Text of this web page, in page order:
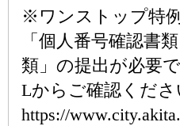
※ワンストップ特
「個人番号確認書
類」の提出が必要
Lからご確認くださ
https://